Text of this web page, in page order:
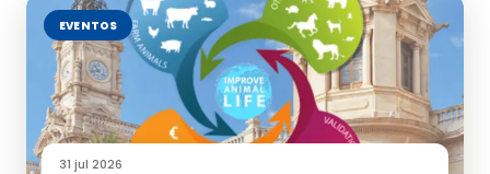
EVENTOS
31 jul 2026